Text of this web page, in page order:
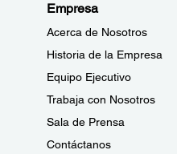
Empresa
Acerca de Nosotros
Historia de la Empresa
Equipo Ejecutivo
Trabaja con Nosotros
Sala de Prensa
Contáctanos